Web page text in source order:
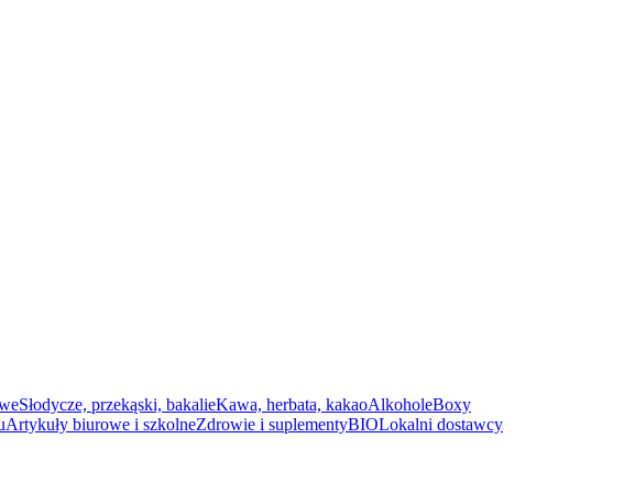
Słodycze, przekąski, bakalieKawa, herbata, kakaoAlkoholeBoxy
Artykuły biurowe i szkolneZdrowie i suplementyBIOLokalni dostawcy